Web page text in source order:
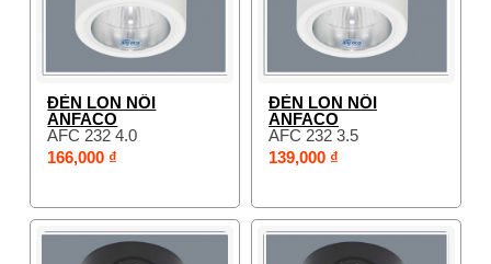
ĐÈN LON NỔI
ANFACO
AFC 232 4.0
166,000 ₫
ĐÈN LON NỔI
ANFACO
AFC 232 3.5
139,000 ₫